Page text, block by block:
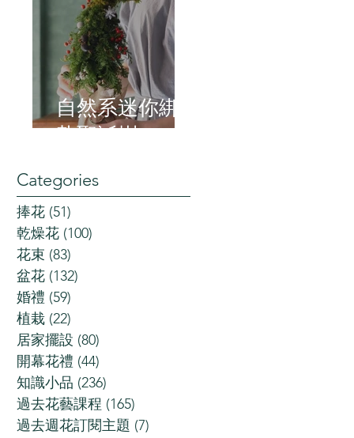
自然系迷你綁
紮聖誕樹
Categories
捧花 (51)
乾燥花 (100)
花束 (83)
盆花 (132)
婚禮 (59)
植栽 (22)
居家擺設 (80)
開幕花禮 (44)
知識小品 (236)
過去花藝課程 (165)
過去週花訂閱主題 (7)